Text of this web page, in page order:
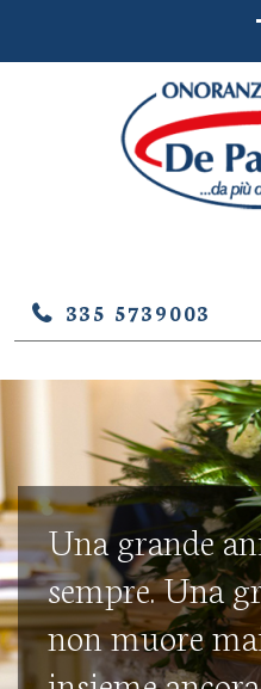
PALMA –
335 5739003
Una grande
sempre. Una
non muore